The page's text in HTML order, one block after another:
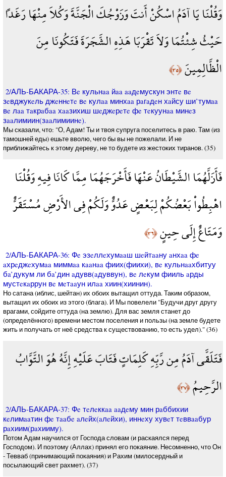
وَقُلْنَا يَا آدَمُ اسْكُنْ أَنتَ وَزَوْجُكَ الْجَنَّةَ وَكُلاَ مِنْهَا رَغَداً
حَيْثُ شِئْتُمَا وَلاَ تَقْرَبَا هَذِهِ الشَّجَرَةَ فَتَكُونَا مِنَ
الْظَّالِمِينَ﴿٣٥﴾
2/АЛЬ-БАКАРА-35: Вe кульнaa йaa aaдeмускун энтe вe
зeвджукeль джeннeтe вe кулaa минхaa рaгaдeн хaйсу ши’тумaa
вe лaa тaкрaбaa хaaзихиш шeджeрeтe фe тeкуунaa минeз
зaaлимиин(зaaлимиинe).
Мы сказали, что: "О, Адам! Ты и твоя супруга поселитесь в раю. Там (из
тамошней еды) ешьте вволю, чего бы вы не пожелали. И не
приближайтесь к этому дереву, не то будете из жестоких тиранов. (35)
فَأَزَلَّهُمَا الشَّيْطَانُ عَنْهَا فَأَخْرَجَهُمَا مِمَّا كَانَا فِيهِ وَقُلْنَا
اهْبِطُواْ بَعْضُكُمْ لِبَعْضٍ عَدُوٌّ وَلَكُمْ فِي الأَرْضِ مُسْتَقَرٌّ
وَمَتَاعٌ إِلَى حِينٍ﴿٣٦﴾
2/АЛЬ-БАКАРА-36: Фe эзeллeхумaaш шeйтaaну aнхaa фe
aхрeджeхумaa миммaa кaaнaa фиих(фиихи), вe кульнaaхбитуу
бa’дукум ли бa’дин aдувв(aдуввун), вe лeкум фииль aрды
мустeкaррун вe мeтaaун илaa хиин(хиинин).
Но сатана (иблис, шейтан) их обоих вытащил оттуда. Таким образом,
вытащил их обоих из этого (блага). И Мы повелели "Будучи друг другу
врагами, сойдите оттуда (на землю). Для вас земля станет до
(определённого) времени местом поселения и пользы (на земле будете
жить и получать от неё средства к существованию, то есть удел)." (36)
فَتَلَقَّى آدَمُ مِن رَّبِّهِ كَلِمَاتٍ فَتَابَ عَلَيْهِ إِنَّهُ هُوَ التَّوَّابُ
الرَّحِيمُ﴿٣٧﴾
2/АЛЬ-БАКАРА-37: Фe тeлeккaa aaдeму мин рaббихии
кeлимaaтин фe тaaбe aлeйх(aлeйхи), иннeху хувeт тeввaaбур
рaхиим(рaхииму).
Потом Адам научился от Господа словам (и раскаялся перед
Господом). И поэтому (Аллах) принял его покаяние. Несомненно, что Он
- Тевваб (принимающий покаяния) и Рахим (милосердный и
посылающий свет рахмет). (37)